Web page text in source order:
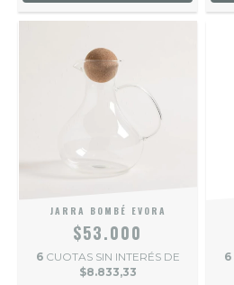
JARRA BOMBÉ EVORA
$53.000
6 CUOTAS SIN INTERÉS DE
$8.833,33
6